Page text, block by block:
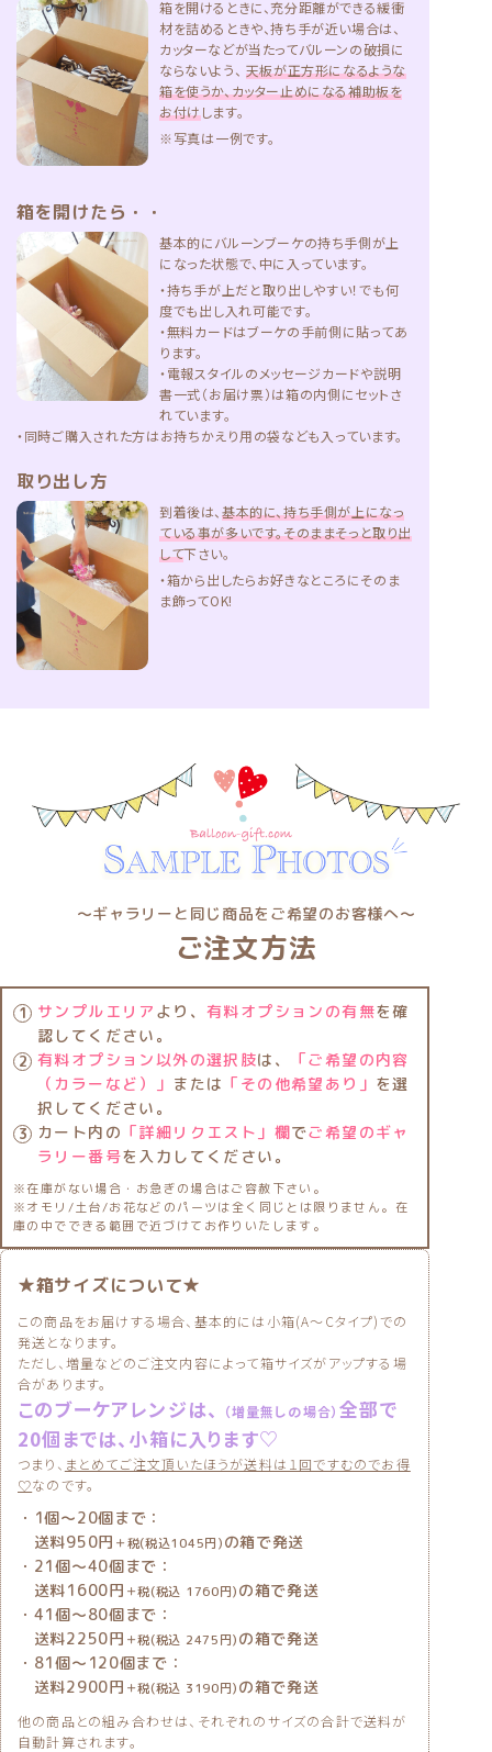
箱を開けるときに、充分距離ができる緩衝
材を詰めるときや、持ち手が近い場合は、
カッターなどが当たってバルーンの破損に
ならないよう、 天板が正方形になるような
箱を使うか、カッター止めになる補助板を
お付けします。
※写真は一例です。
箱を開けたら・・
基本的にバルーンブーケの持ち手側が上
になった状態で、中に入っています。
・持ち手が上だと取り出しやすい！でも何
度でも出し入れ可能です。
・無料カードはブーケの手前側に貼ってあ
ります。
・電報スタイルのメッセージカードや説明
書一式（お届け票）は箱の内側にセットさ
れています。
・同時ご購入された方はお持ちかえり用の袋なども入っています。
取り出し方
到着後は、基本的に、持ち手側が上になっ
ている事が多いです。そのままそっと取り出
して下さい。
・箱から出したらお好きなところにそのま
ま飾ってOK!
〜ギャラリーと同じ商品をご希望のお客様へ〜
ご注文方法
サンプルエリア より、有料オプションの有無を確
認してください。
有料オプション以外の選択肢は、
「ご希望の内容
（カラーなど）」 または 「その他希望あり」 を選
択してください。
カート内の 「詳細リクエスト」欄でご希望のギャ
ラリー番号を入力してください。
※在庫がない場合・お急ぎの場合はご容赦下さい。
※オモリ/土台/お花などのパーツは全く同じとは限りません。在
庫の中でできる範囲で近づけてお作りいたします。
★箱サイズについて★
この商品をお届けする場合、基本的には小箱(A〜Cタイプ)での
発送となります。
ただし、増量などのご注文内容によって箱サイズがアップする場
合があります。
このブーケアレンジは、 （増量無しの場合）全部で
20個までは、小箱に入ります♡
つまり、 まとめてご注文頂いたほうが送料は１回ですむのでお得
♡なのです。
・1個〜20個まで：
送料950円 ＋税(税込1045円)の箱で発送
・21個〜40個まで：
送料1600円 ＋税(税込 1760円)の箱で発送
・41個〜80個まで：
送料2250円 ＋税(税込 2475円)の箱で発送
・81個〜120個まで：
送料2900円 ＋税(税込 3190円)の箱で発送
他の商品との組み合わせは、それぞれのサイズの合計で送料が
自動計算されます。